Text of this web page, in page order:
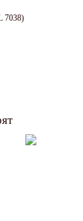
7038)